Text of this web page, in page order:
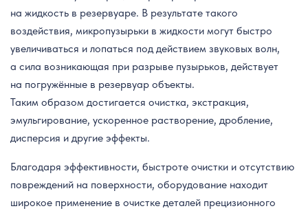
на жидкость в резервуаре. В результате такого
воздействия, микропузырьки в жидкости могут быстро
увеличиваться и лопаться под действием звуковых волн,
а сила возникающая при разрыве пузырьков, действует
на погружённые в резервуар объекты.
Таким образом достигается очистка, экстракция,
эмульгирование, ускоренное растворение, дробление,
дисперсия и другие эффекты.
Благодаря эффективности, быстроте очистки и отсутствию
повреждений на поверхности, оборудование находит
широкое применение в очистке деталей прецизионного